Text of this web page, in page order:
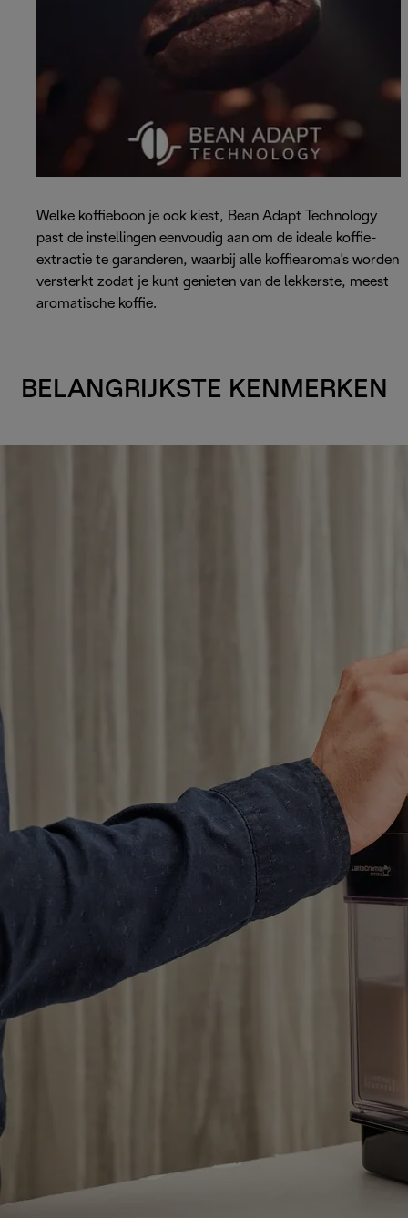
Welke koffieboon je ook kiest, Bean Adapt Technology
past de instellingen eenvoudig aan om de ideale koffie-
extractie te garanderen, waarbij alle koffiearoma's worden
versterkt zodat je kunt genieten van de lekkerste, meest
aromatische koffie.
BELANGRIJKSTE KENMERKEN